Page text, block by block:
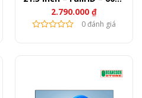
– 250nits
2.790.000 ₫
0 đánh giá